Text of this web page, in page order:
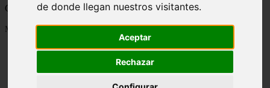
de donde llegan nuestros visitantes.
Aceptar
Rechazar
Cosas curiosas, curiosidades, noticias impactantes y mucho mas
Mostrando 1 - 24 de 2834 artículos